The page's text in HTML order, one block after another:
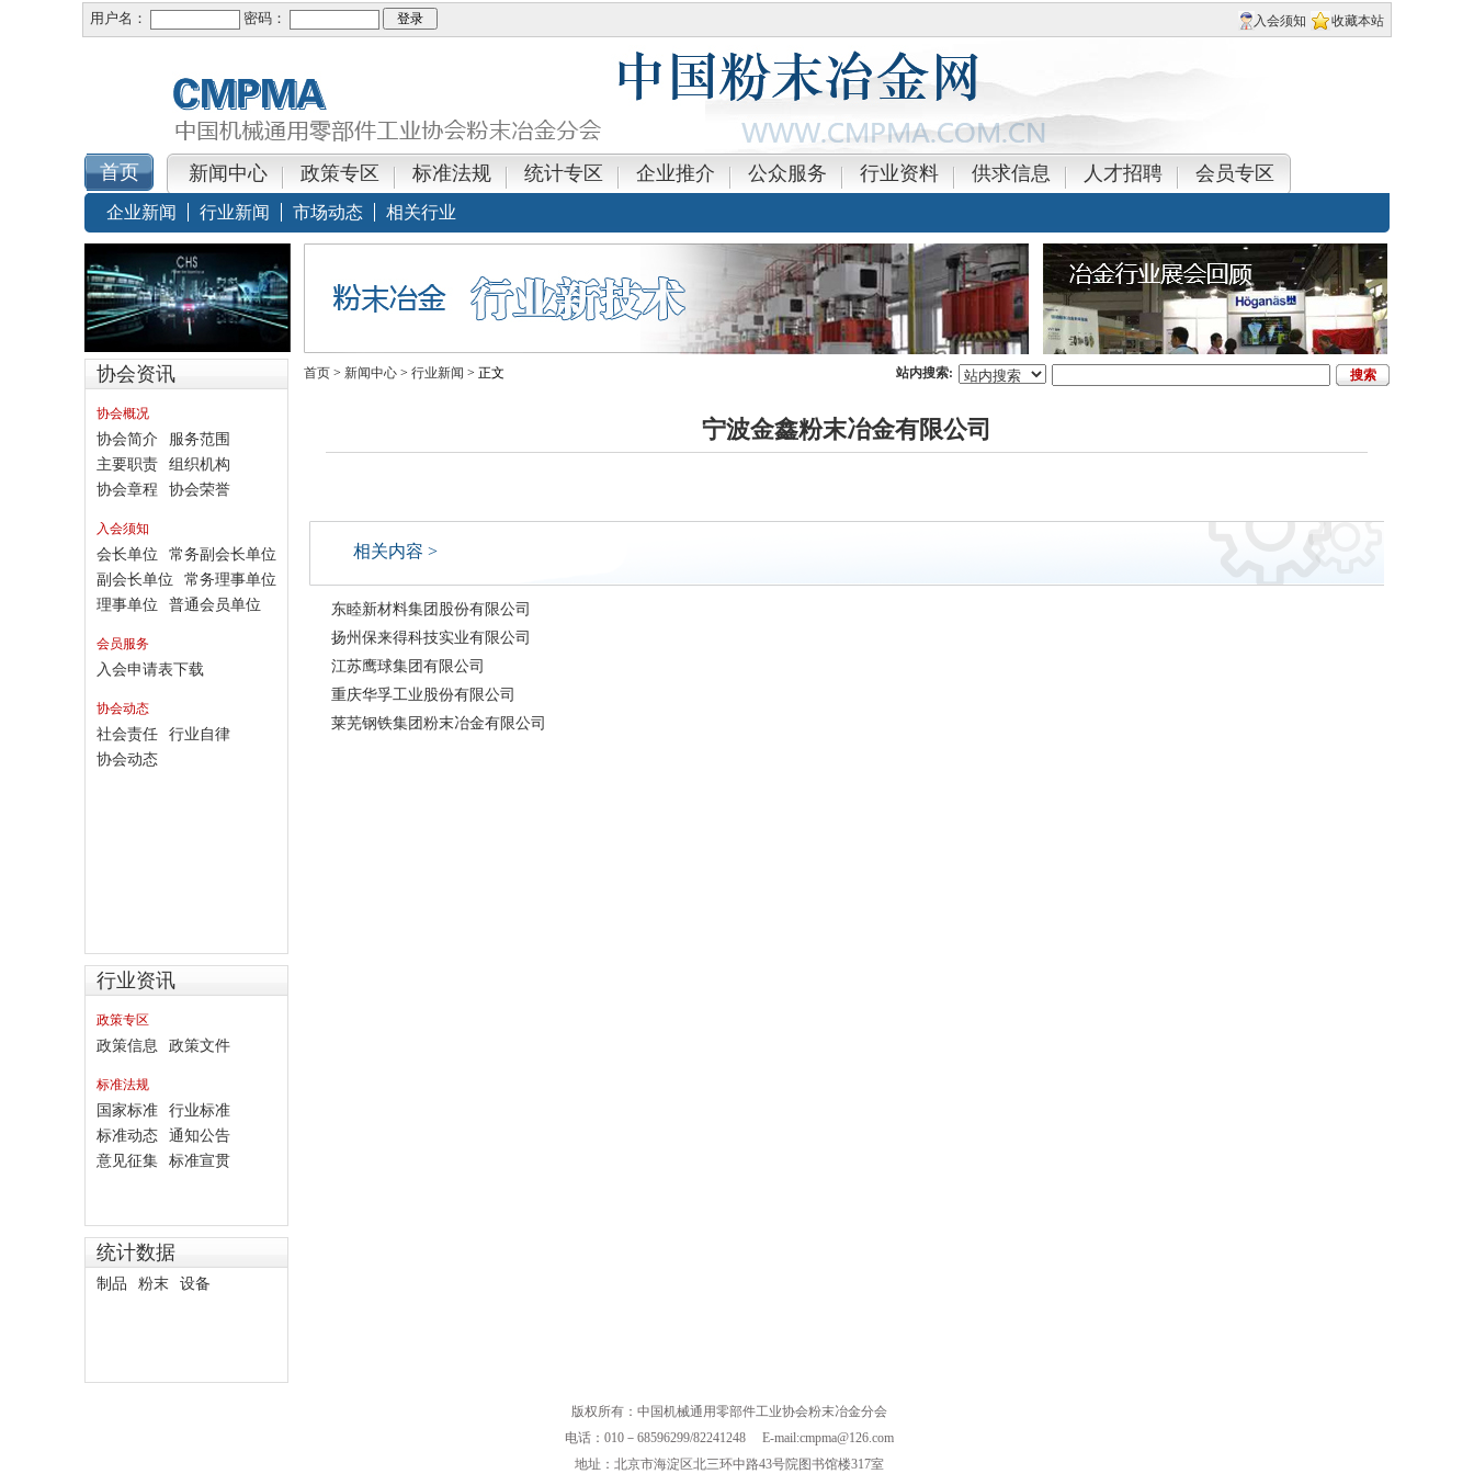
用户名： 密码： 入会须知 收藏本站
新闻中心 政策专区 标准法规 统计专区 企业推介 公众服务 行业资料 供求信息 人才招聘 会员专区
企业新闻 行业新闻 市场动态 相关行业
协会资讯
协会概况
协会简介
服务范围
主要职责
组织机构
协会章程
协会荣誉
入会须知
会长单位
常务副会长单位
副会长单位
常务理事单位
理事单位
普通会员单位
会员服务
入会申请表下载
协会动态
社会责任
行业自律
协会动态
行业资讯
政策专区
政策信息 政策文件
标准法规
国家标准
行业标准
标准动态
通知公告
意见征集
标准宣贯
统计数据
制品 粉末 设备
首页 > 新闻中心 > 行业新闻 > 正文 站内搜索:
宁波金鑫粉末冶金有限公司
相关内容 >
东睦新材料集团股份有限公司
扬州保来得科技实业有限公司
江苏鹰球集团有限公司
重庆华孚工业股份有限公司
莱芜钢铁集团粉末冶金有限公司
版权所有：中国机械通用零部件工业协会粉末冶金分会
电话：010－68596299/82241248
E-mail:cmpma@126.com
地址：北京市海淀区北三环中路43号院图书馆楼317室